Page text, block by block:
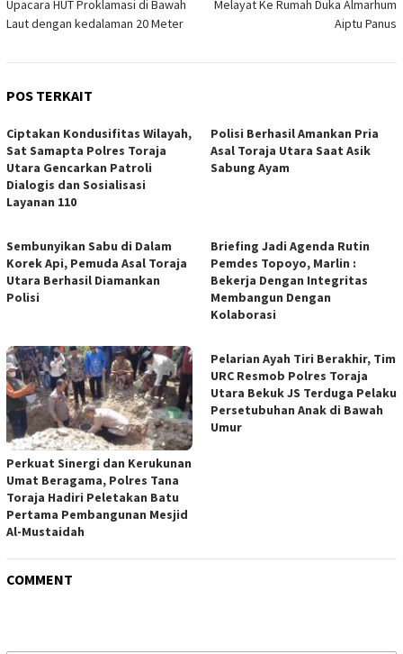
Upacara HUT Proklamasi di Bawah
Laut dengan kedalaman 20 Meter
Melayat Ke Rumah Duka Almarhum
Aiptu Panus
POS TERKAIT
Ciptakan Kondusifitas Wilayah,
Sat Samapta Polres Toraja
Utara Gencarkan Patroli
Dialogis dan Sosialisasi
Layanan 110
Polisi Berhasil Amankan Pria
Asal Toraja Utara Saat Asik
Sabung Ayam
Sembunyikan Sabu di Dalam
Korek Api, Pemuda Asal Toraja
Utara Berhasil Diamankan
Polisi
Briefing Jadi Agenda Rutin
Pemdes Topoyo, Marlin :
Bekerja Dengan Integritas
Membangun Dengan
Kolaborasi
Perkuat Sinergi dan Kerukunan
Umat Beragama, Polres Tana
Toraja Hadiri Peletakan Batu
Pertama Pembangunan Mesjid
Al-Mustaidah
Pelarian Ayah Tiri Berakhir, Tim
URC Resmob Polres Toraja
Utara Bekuk JS Terduga Pelaku
Persetubuhan Anak di Bawah
Umur
COMMENT